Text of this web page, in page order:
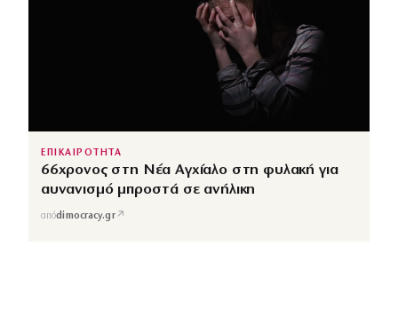
ΕΠΙΚΑΙΡΟΤΗΤΑ
66χρονος στη Νέα Αγχίαλο στη φυλακή για
αυνανισμό μπροστά σε ανήλικη
απόdimocracy.gr↗